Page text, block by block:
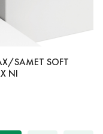
SAMET SOFT
NI